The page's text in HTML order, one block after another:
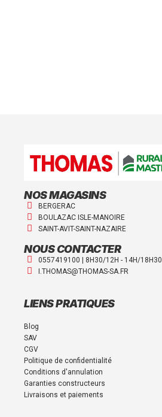
NOS MAGASINS
BERGERAC
BOULAZAC ISLE-MANOIRE
SAINT-AVIT-SAINT-NAZAIRE
NOUS CONTACTER
0557419100 | 8H30/12H - 14H/18H30
I.THOMAS@THOMAS-SA.FR
LIENS PRATIQUES
Blog
SAV
CGV
Politique de confidentialité
Conditions d'annulation
Garanties constructeurs
Livraisons et paiements